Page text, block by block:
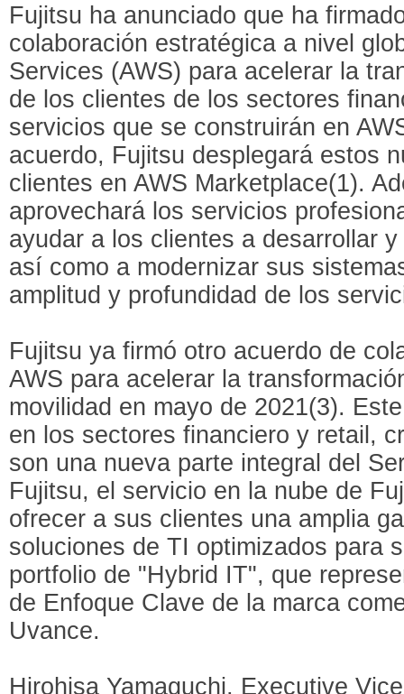
Fujitsu ha anunciado que ha
colaboración estratégica a nivel
Services (AWS) para acelerar la
de los clientes de los sectores
servicios que se construirán en
acuerdo, Fujitsu desplegará estos
clientes en AWS Marketplace(1).
aprovechará los servicios
ayudar a los clientes a desarrollar
así como a modernizar sus
amplitud y profundidad de los
Fujitsu ya firmó otro acuerdo de
AWS para acelerar la
movilidad en mayo de 2021(3).
en los sectores financiero y retail,
son una nueva parte integral del
Fujitsu, el servicio en la nube de
ofrecer a sus clientes una amplia
soluciones de TI optimizados para
portfolio de "Hybrid IT", que
de Enfoque Clave de la marca
Uvance.
Hirohisa Yamaguchi, Executive